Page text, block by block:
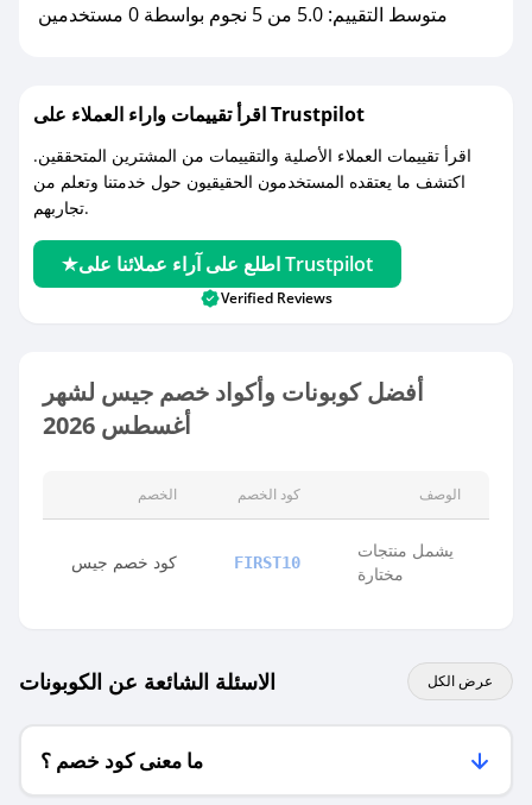
متوسط التقييم: 5.0 من 5 نجوم بواسطة 0 مستخدمين
اقرأ تقييمات واراء العملاء على Trustpilot
اقرأ تقييمات العملاء الأصلية والتقييمات من المشترين المتحققين.
اكتشف ما يعتقده المستخدمون الحقيقيون حول خدمتنا وتعلم من
تجاربهم.
اطلع على آراء عملائنا على Trustpilot
Verified Reviews
أفضل كوبونات وأكواد خصم جيس لشهر
أغسطس 2026
الخصم كود الخصم الوصف
كود خصم جيس FIRST10
يشمل منتجات
مختارة
الاسئلة الشائعة عن الكوبونات عرض الكل
ما معنى كود خصم ؟